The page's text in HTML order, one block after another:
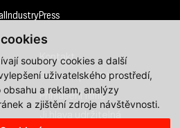
soubory cookies a další
uživatelského prostředí,
a reklam, analýzy
a zjištění zdroje návštěvnosti.
IndustryPress
Kontakt
Pracovní příležitosti
Přihlášení filmu